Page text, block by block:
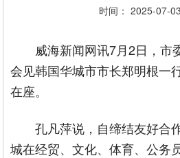
时间： 2025-07-
威海新闻网讯7月2日，市
会见韩国华城市市长郑明根一
在座。
孔凡萍说，自缔结友好合
城在经贸、文化、体育、公务